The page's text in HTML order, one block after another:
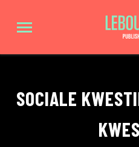
SOCIALE